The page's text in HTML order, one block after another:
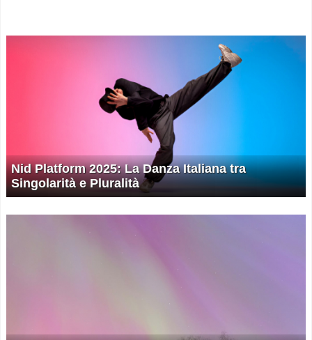
Nid Platform 2025: La Danza Italiana tra
Singolarità e Pluralità